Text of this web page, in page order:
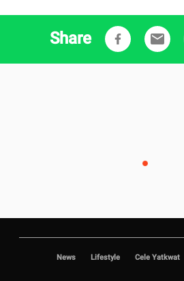
Share email
News Lifestyle Cele Yatkwat